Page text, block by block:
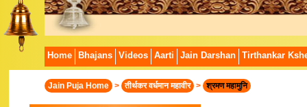
Home Bhajans Videos Aarti Jain Darshan Tirthankar
Jain Puja Home > तीर्थकर वर्धमान महावीर > श्रमण महामुनि